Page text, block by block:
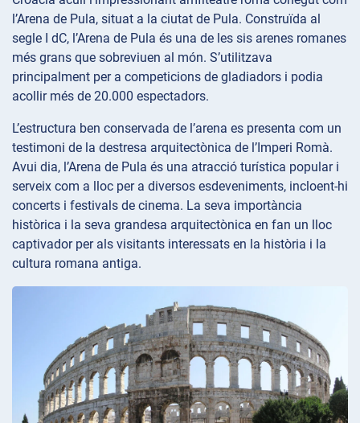
l’Arena de Pula, situat a la ciutat de Pula. Construïda al
segle I dC, l’Arena de Pula és una de les sis arenes romanes
més grans que sobreviuen al món. S’utilitzava
principalment per a competicions de gladiadors i podia
acollir més de 20.000 espectadors.
L’estructura ben conservada de l’arena es presenta com un
testimoni de la destresa arquitectònica de l’Imperi Romà.
Avui dia, l’Arena de Pula és una atracció turística popular i
serveix com a lloc per a diversos esdeveniments, incloent-hi
concerts i festivals de cinema. La seva importància
històrica i la seva grandesa arquitectònica en fan un lloc
captivador per als visitants interessats en la història i la
cultura romana antiga.